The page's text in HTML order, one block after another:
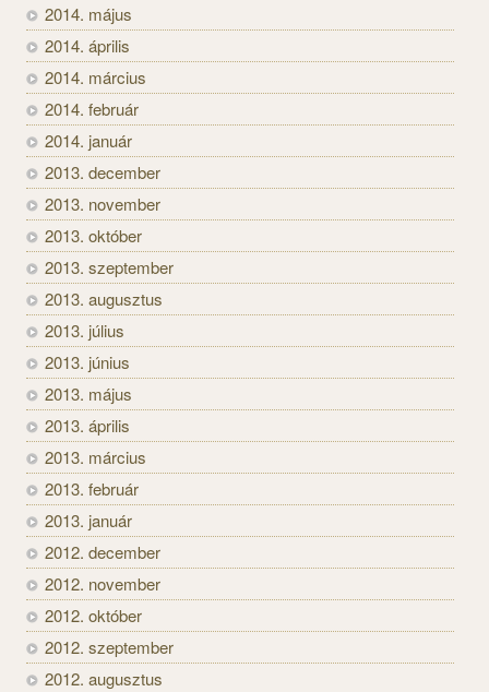
2014. május
2014. április
2014. március
2014. február
2014. január
2013. december
2013. november
2013. október
2013. szeptember
2013. augusztus
2013. július
2013. június
2013. május
2013. április
2013. március
2013. február
2013. január
2012. december
2012. november
2012. október
2012. szeptember
2012. augusztus